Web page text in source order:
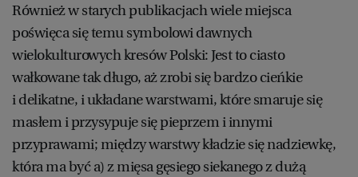
Również w starych publikacjach wiele miejsca
poświęca się temu symbolowi dawnych
wielokulturowych kresów Polski: Jest to ciasto
wałkowane tak długo, aż zrobi się bardzo cieńkie
i delikatne, i układane warstwami, które smaruje się
masłem i przysypuje się pieprzem i innymi
przyprawami; między warstwy kładzie się nadziewkę,
która ma być a) z mięsa gęsiego siekanego z dużą